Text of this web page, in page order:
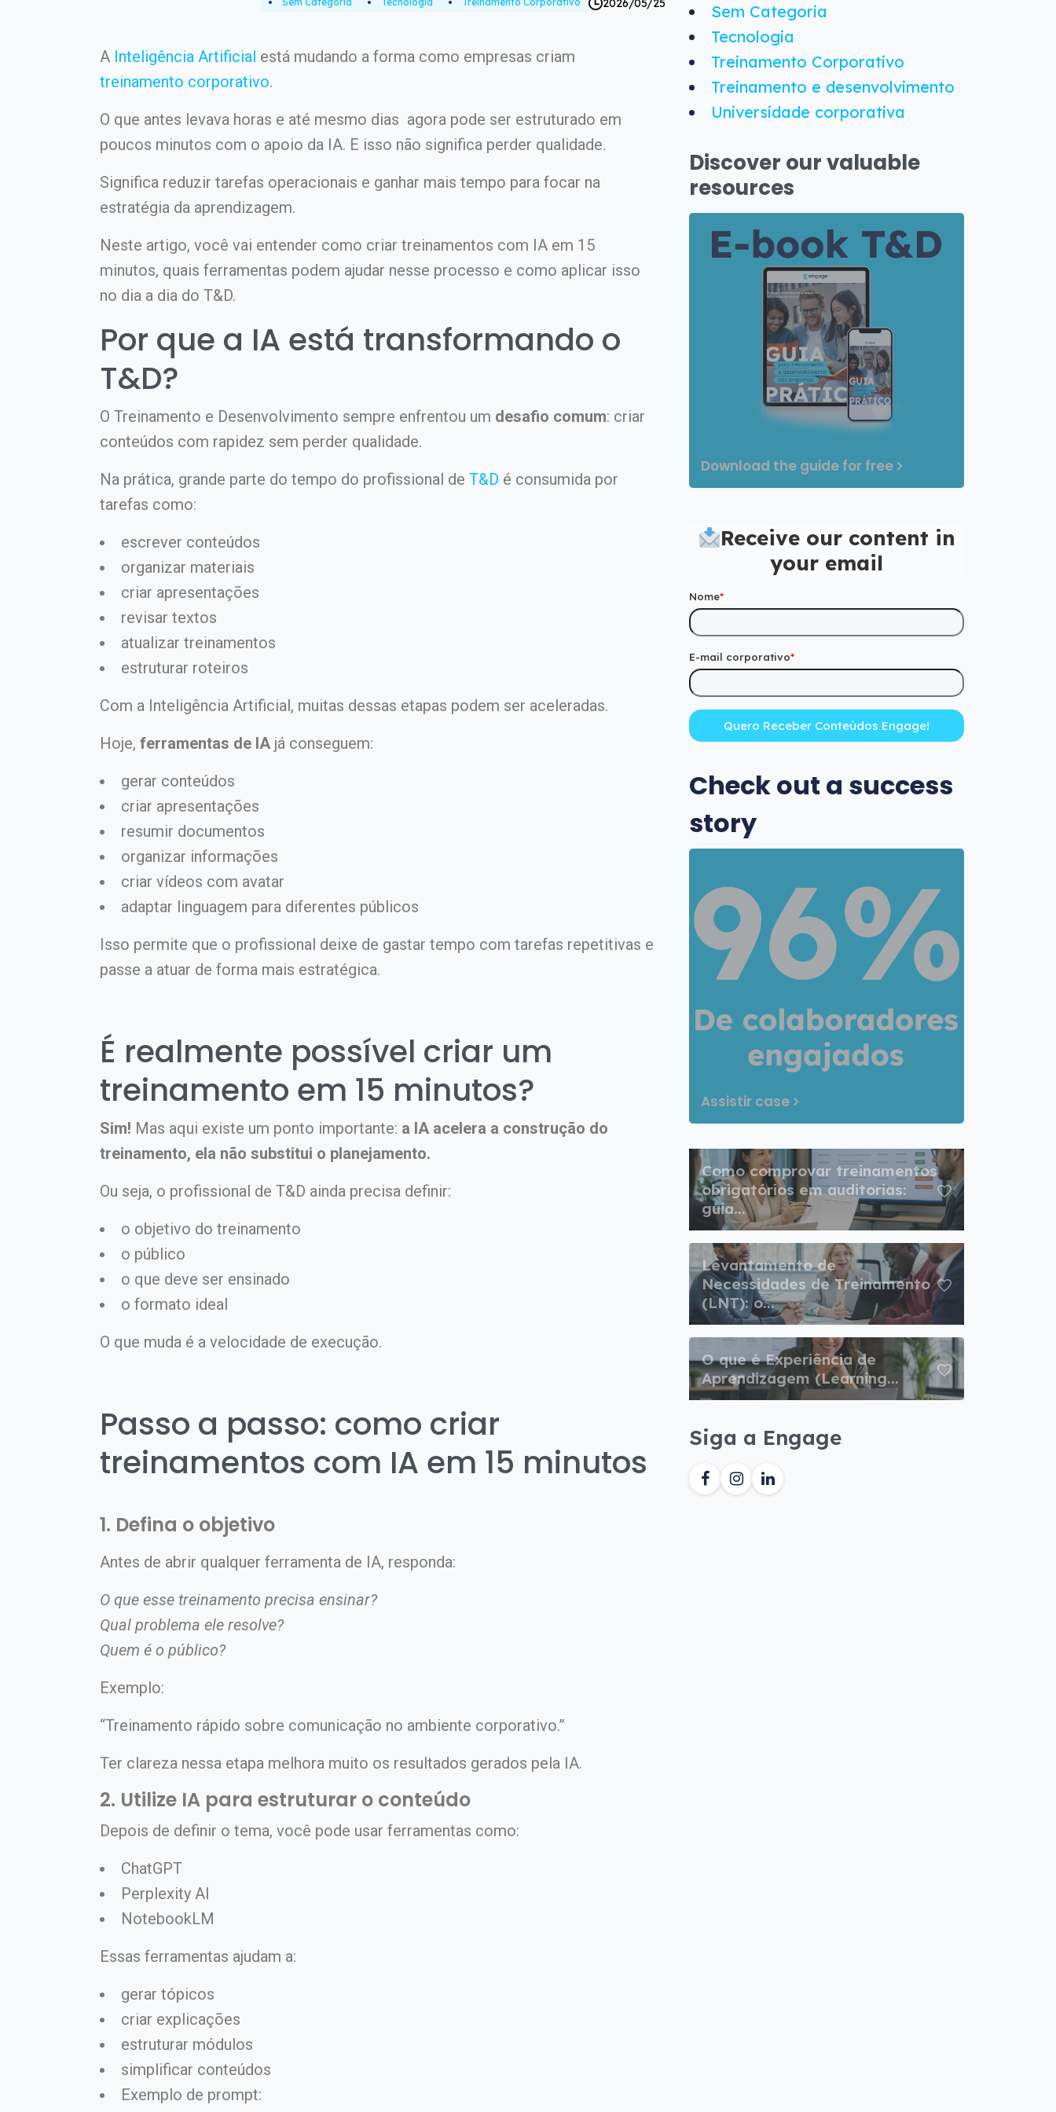
A Inteligência Artificial está mudando a forma como empresas criam
treinamento corporativo.
O que antes levava horas e até mesmo dias agora pode ser estruturado em
poucos minutos com o apoio da IA. E isso não significa perder qualidade.
Significa reduzir tarefas operacionais e ganhar mais tempo para focar na
estratégia da aprendizagem.
Neste artigo, você vai entender como criar treinamentos com IA em 15
minutos, quais ferramentas podem ajudar nesse processo e como aplicar isso
no dia a dia do T&D.
Por que a IA está transformando o
T&D?
O Treinamento e Desenvolvimento sempre enfrentou um desafio comum: criar
conteúdos com rapidez sem perder qualidade.
Na prática, grande parte do tempo do profissional de T&D é consumida por
tarefas como:
escrever conteúdos
organizar materiais
criar apresentações
revisar textos
atualizar treinamentos
estruturar roteiros
Com a Inteligência Artificial, muitas dessas etapas podem ser aceleradas.
Hoje, ferramentas de IA já conseguem:
gerar conteúdos
criar apresentações
resumir documentos
organizar informações
criar vídeos com avatar
adaptar linguagem para diferentes públicos
Isso permite que o profissional deixe de gastar tempo com tarefas repetitivas e
passe a atuar de forma mais estratégica.
É realmente possível criar um
treinamento em 15 minutos?
Sim! Mas aqui existe um ponto importante: a IA acelera a construção do
treinamento, ela não substitui o planejamento.
Ou seja, o profissional de T&D ainda precisa definir:
o objetivo do treinamento
o público
o que deve ser ensinado
o formato ideal
O que muda é a velocidade de execução.
Passo a passo: como criar
treinamentos com IA em 15 minutos
1. Defina o objetivo
Antes de abrir qualquer ferramenta de IA, responda:
O que esse treinamento precisa ensinar?
Qual problema ele resolve?
Quem é o público?
Exemplo:
“Treinamento rápido sobre comunicação no ambiente corporativo.”
Ter clareza nessa etapa melhora muito os resultados gerados pela IA.
2. Utilize IA para estruturar o conteúdo
Depois de definir o tema, você pode usar ferramentas como:
ChatGPT
Perplexity AI
NotebookLM
Essas ferramentas ajudam a:
gerar tópicos
criar explicações
estruturar módulos
simplificar conteúdos
Exemplo de prompt:
Sem Categoria
Tecnologia
Treinamento Corporativo
Treinamento e desenvolvimento
Universidade corporativa
Discover our valuable
resources
Download the guide for free
Receive our content in
your email
Nome*
E-mail corporativo*
Check out a success
story
Assistir case
Como comprovar treinamentos
obrigatórios em auditorias:
guia...
Levantamento de
Necessidades de Treinamento
(LNT): o...
O que é Experiência de
Aprendizagem (Learning...
Siga a Engage